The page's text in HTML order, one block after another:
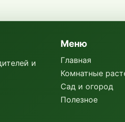
и
Меню
Главная
Комнатные
Сад и огород
Полезное